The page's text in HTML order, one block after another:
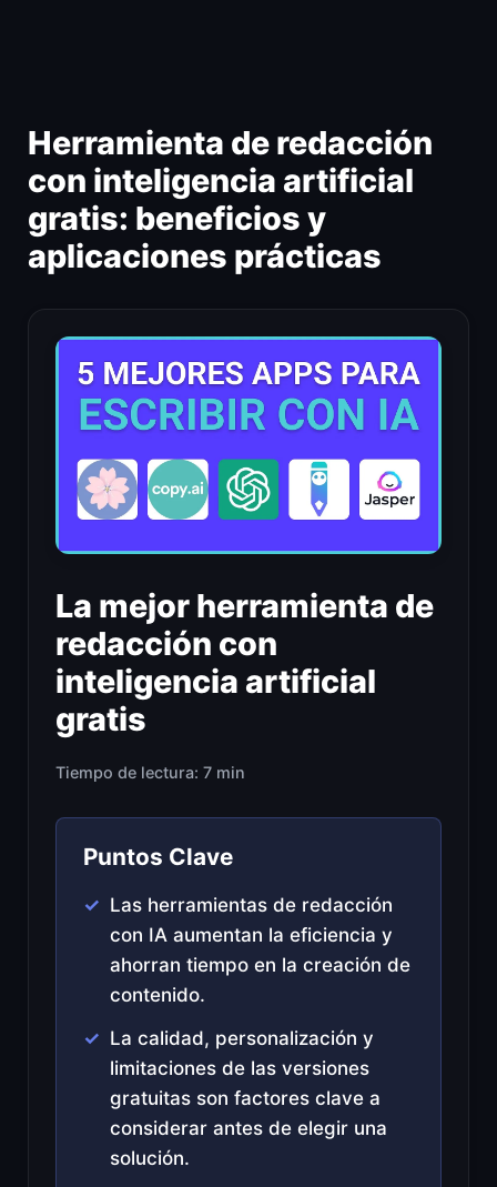
Herramienta de redacción
con inteligencia artificial
gratis: beneficios y
aplicaciones prácticas
La mejor herramienta de
redacción con
inteligencia artificial
gratis
Tiempo de lectura: 7 min
Puntos Clave
Las herramientas de redacción
con IA aumentan la eficiencia y
ahorran tiempo en la creación de
contenido.
La calidad, personalización y
limitaciones de las versiones
gratuitas son factores clave a
considerar antes de elegir una
solución.